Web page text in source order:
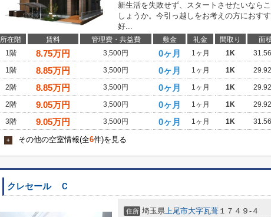
新生活を失敗せず、スタートさせたいなら
しょうか。今引っ越しをお考えの方におす
好...
所在階 賃料 管理費・共益費 敷金 礼金 間取り 面
1階
8.75万円 3,500円 0ヶ月 1ヶ月 1K
1階
8.85万円 3,500円 0ヶ月 1ヶ月 1K
2階
8.85万円 3,500円 0ヶ月 1ヶ月 1K
2階
9.05万円 3,500円 0ヶ月 1ヶ月 1K
3階
9.05万円 3,500円 0ヶ月 1ヶ月 1K
+ その他の空室情報(全6件)を見る
クレセール Ｃ
住所 埼玉県上尾市大字瓦葺 １７４９-４